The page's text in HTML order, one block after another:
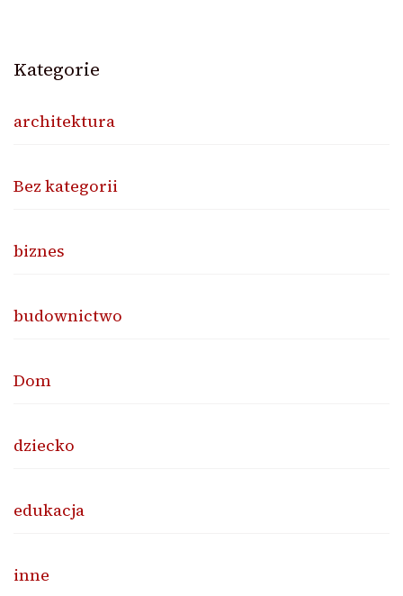
Kategorie
architektura
Bez kategorii
biznes
budownictwo
Dom
dziecko
edukacja
inne